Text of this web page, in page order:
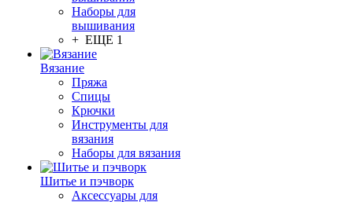
Наборы для
вышивания
+ ЕЩЕ 1
Вязание
Пряжа
Спицы
Крючки
Инструменты для
вязания
Наборы для вязания
Шитье и пэчворк
Аксессуары для